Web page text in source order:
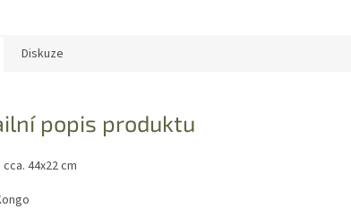
Diskuze
popis produktu
44x22 cm